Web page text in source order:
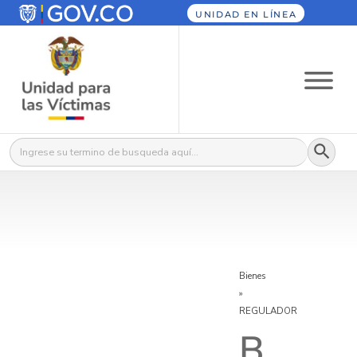
UNIDAD EN LÍNEA
Buscar: Botón
Bienes
»
REGULADOR